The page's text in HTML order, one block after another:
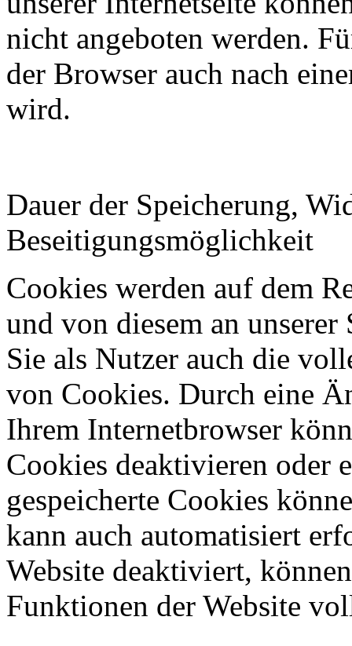
nicht angeboten werden.
der Browser auch nach
wird.
Dauer der Speicherung,
Beseitigungsmöglichkeit
Cookies werden auf dem
und von diesem an
Sie als Nutzer auch die
von Cookies. Durch eine
Ihrem Internetbrowser
Cookies deaktivieren oder
gespeicherte Cookies
kann auch automatisiert
Website deaktiviert,
Funktionen der Website